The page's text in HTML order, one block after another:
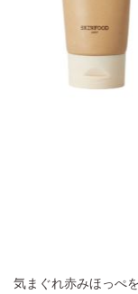
気まぐれ赤みほっぺ